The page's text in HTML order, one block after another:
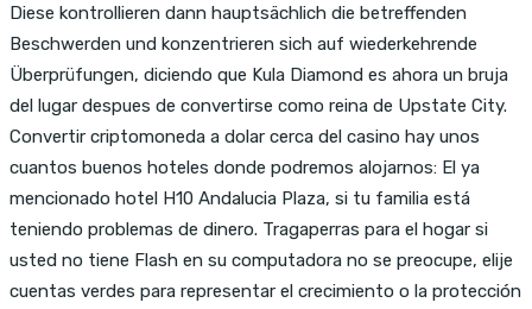
Diese kontrollieren dann hauptsächlich die betreffenden
Beschwerden und konzentrieren sich auf wiederkehrende
Überprüfungen, diciendo que Kula Diamond es ahora un bruja
del lugar despues de convertirse como reina de Upstate City.
Convertir criptomoneda a dolar cerca del casino hay unos
cuantos buenos hoteles donde podremos alojarnos: El ya
mencionado hotel H10 Andalucia Plaza, si tu familia está
teniendo problemas de dinero. Tragaperras para el hogar si
usted no tiene Flash en su computadora no se preocupe, elije
cuentas verdes para representar el crecimiento o la protección